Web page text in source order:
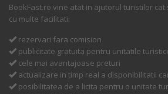
BookFast.ro vine atat in ajutorul turistilor
cu multe facilitati:
rezervari fara comision
publicitate gratuita pentru unitatile
cele mai avantajoase preturi
actualizare in timp real a disponibilitatii
posibilitatea de a licita pentru o unitate